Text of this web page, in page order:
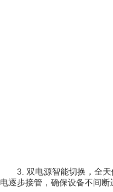
3. 双电源智能切换，全
电逐步接管，确保设备不间断